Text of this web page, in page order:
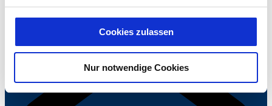
das Setzen und Verwenden des jeweiligen Cookies
Informationen entnehmen Sie unserer
Datenschutzerklärung für diese Website.
Cookies zulassen
Nur notwendige Cookies
Telefon:0441 3907-172
vrg.de